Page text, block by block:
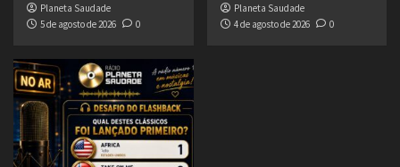
Planeta Saudade
5 de agosto de 2026
0
Planeta Saudade
4 de agosto de 2026
0